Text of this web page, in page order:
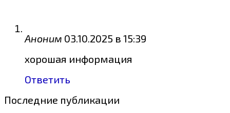
Аноним 03.10.2025 в 15:39
хорошая информация
Ответить
Последние публикации